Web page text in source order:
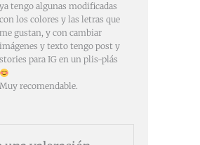
ya tengo algunas modificadas
con los colores y las letras que
me gustan, y con cambiar
imágenes y texto tengo post y
stories para IG en un plis-plás
Muy recomendable.